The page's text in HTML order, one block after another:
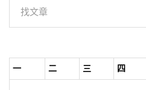
一 二 三 四